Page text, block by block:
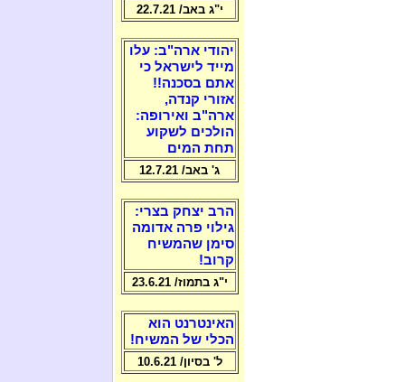
י"ג באב/ 22.7.21
יהודי ארה"ב: עלו
מייד לישראל כי
אתם בסכנה!!
אזורי קנדה,
ארה"ב ואירופה:
הולכים לשקוע
תחת המים
ג' באב/ 12.7.21
הרב יצחק בצרי:
גילוי פרה אדומה
סימן שהמשיח
קרוב!
י"ג בתמוז/ 23.6.21
האינטרנט הוא
הכלי של המשיח!
ל' בסיון/ 10.6.21